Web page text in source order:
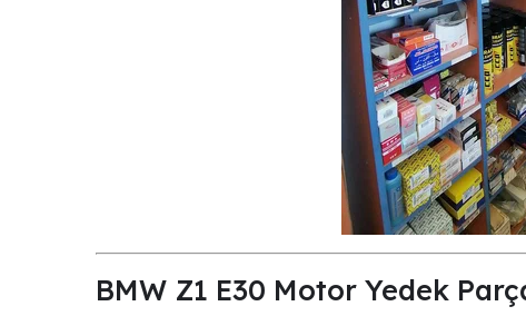
BMW Z1 E30 Motor Yedek